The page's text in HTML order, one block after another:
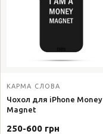
КАРМА СЛОВА
Чохол для iPhone Money
Magnet
250-600 грн